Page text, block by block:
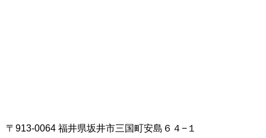
〒913-0064 福井県坂井市三国町安島６４−１